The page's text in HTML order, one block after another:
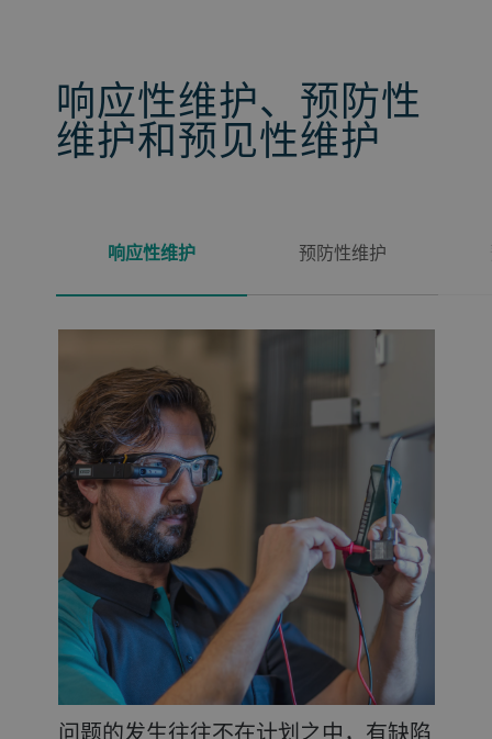
响应性维护、预防性
维护和预见性维护
响应性维护 预防性维护
划的主动之举。该维护方法是定期开展
预定检查，以监控设备和部件的状态，
继而安排相应的维护计划。这是制定此
种维护计划的方式，它们对连续生产的
影响微乎其微，其目标是不让两次维护
计划期间出现任何故障停机。预防性维
护以生产种类和生产量为基础，满足解
决了设备的技术需要，并以超低维护成
本获得超高可靠性与可用性。